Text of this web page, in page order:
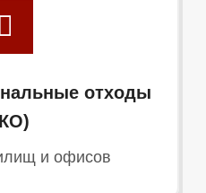
отходы
и офисов